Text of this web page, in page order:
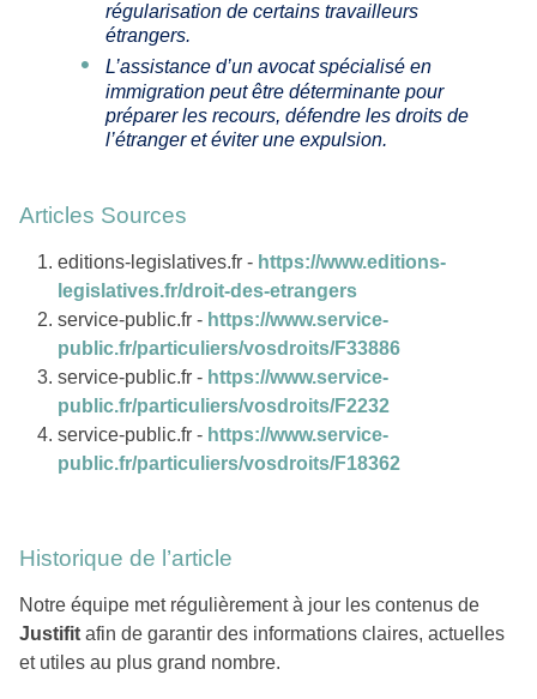
régularisation de certains travailleurs
étrangers.
L’assistance d’un avocat spécialisé en
immigration peut être déterminante pour
préparer les recours, défendre les droits de
l’étranger et éviter une expulsion.
Articles Sources
editions-legislatives.fr - https://www.editions-
legislatives.fr/droit-des-etrangers
service-public.fr - https://www.service-
public.fr/particuliers/vosdroits/F33886
service-public.fr - https://www.service-
public.fr/particuliers/vosdroits/F2232
service-public.fr - https://www.service-
public.fr/particuliers/vosdroits/F18362
Historique de l’article
Notre équipe met régulièrement à jour les contenus de
Justifit afin de garantir des informations claires, actuelles
et utiles au plus grand nombre.